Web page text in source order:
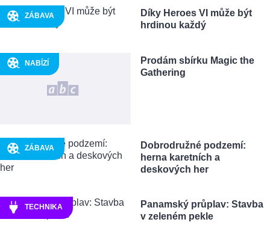
ZÁBAVA
Díky Heroes VI může být
hrdinou každý
NABÍZÍ
Prodám sbírku Magic the
Gathering
ZÁBAVA
Dobrodružné podzemí:
herna karetních a
deskových her
TECHNIKA
Panamský průplav: Stavba
v zeleném pekle